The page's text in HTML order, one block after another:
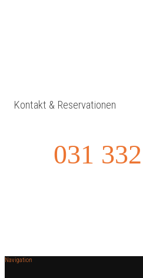
Kontakt & Reservationen
031
Navigation